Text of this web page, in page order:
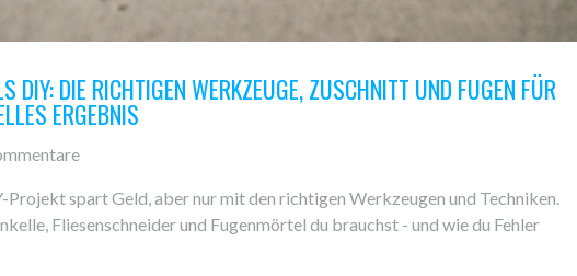
DIY: DIE RICHTIGEN WERKZEUGE, ZUSCHNITT UND FUGEN FÜR
ERGEBNIS
Projekt spart Geld, aber nur mit den richtigen Werkzeugen und Techniken.
Fliesenschneider und Fugenmörtel du brauchst - und wie du Fehler